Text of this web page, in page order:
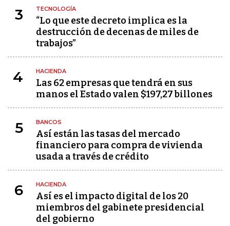
3 TECNOLOGÍA
“Lo que este decreto implica es la
destrucción de decenas de miles de
trabajos”
4 HACIENDA
Las 62 empresas que tendrá en sus
manos el Estado valen $197,27 billones
5 BANCOS
Así están las tasas del mercado
financiero para compra de vivienda
usada a través de crédito
6 HACIENDA
Así es el impacto digital de los 20
miembros del gabinete presidencial
del gobierno